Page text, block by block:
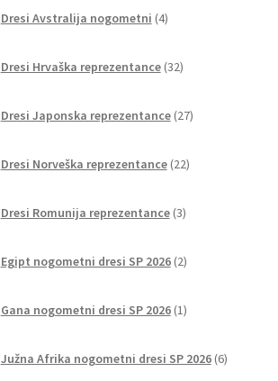
Dresi Avstralija nogometni 4izdelki
Dresi Hrvaška reprezentance 32izdelkov
Dresi Japonska reprezentance 27izdelkov
Dresi Norveška reprezentance 22izdelkov
Dresi Romunija reprezentance 3izdelki
Egipt nogometni dresi SP 2026 2izdelka
Gana nogometni dresi SP 2026 1izdelek
Južna Afrika nogometni dresi SP 2026 6izdelkov